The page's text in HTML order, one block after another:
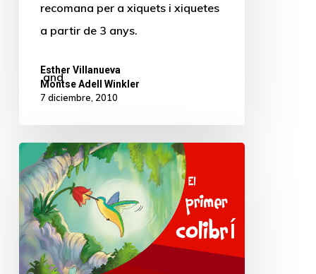
recomana per a xiquets i xiquetes
a partir de 3 anys.
Esther Villanueva
and
Montse Adell Winkler
7 diciembre, 2010